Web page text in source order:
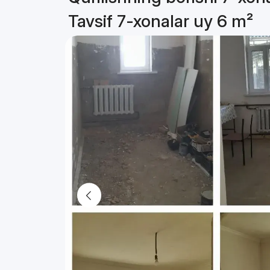
Tavsif 7-xonalar uy 6 m²